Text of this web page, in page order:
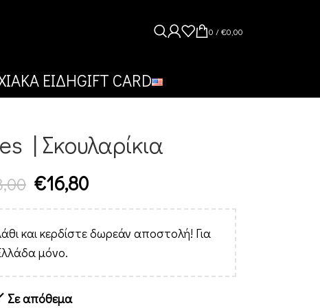
0 /€0,00
ΕΙΔΗGIFT CARD
| Σκουλαρίκια
€16,80
και κερδίστε δωρεάν αποστολή! Για
μόνο.
Σε απόθεμα